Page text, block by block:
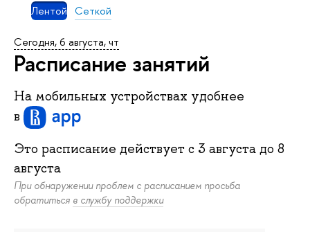
Лентой Сеткой
Сегодня, 6 августа, чт
Расписание занятий
На мобильных устройствах удобнее
в
Это расписание действует c 3 августа до 8
августа
При обнаружении проблем с расписанием просьба
обратиться в службу поддержки